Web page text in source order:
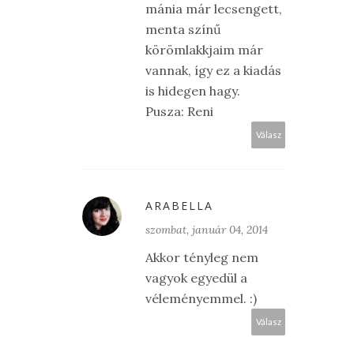
mánia már lecsengett,
menta színű
körömlakkjaim már
vannak, így ez a kiadás
is hidegen hagy.
Pusza: Reni
Válasz
ARABELLA
szombat, január 04, 2014
Akkor tényleg nem
vagyok egyedül a
véleményemmel. :)
Válasz